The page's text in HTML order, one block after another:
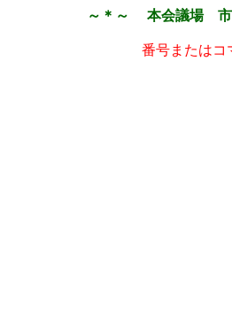
～＊～ 本会議場 市
番号またはコ